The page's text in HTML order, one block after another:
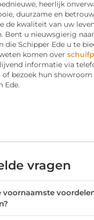
heerlijk
duurzame en
de kwaliteit van uw
Bent u nieuwsgierig
die Schipper Ede u te
komen over
informatie via
of bezoek hun
Ede.
vragen
voornaamste